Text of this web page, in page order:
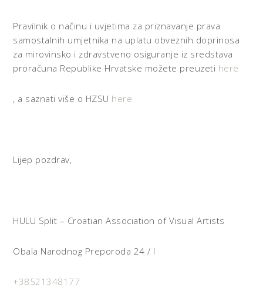
Pravilnik o načinu i uvjetima za priznavanje prava
samostalnih umjetnika na uplatu obveznih doprinosa
za mirovinsko i zdravstveno osiguranje iz sredstava
proračuna Republike Hrvatske možete preuzeti here
, a saznati više o HZSU here
Lijep pozdrav,
HULU Split – Croatian Association of Visual Artists
Obala Narodnog Preporoda 24 / I
+38521348177